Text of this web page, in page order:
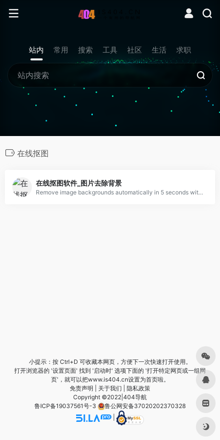
站内 常用 搜索 工具 社区 生活 求职
在线抠图
在线抠图软件_图片去除背景
Remove image backgrounds automatically in 5 seconds with just one click. Don&#039;t spend hours manually picking pixels. Upload your photo now &amp; see the magic.
小提示：按 Ctrl+D 可收藏本网页，方便下一次快速打开使用。
打开浏览器的 '设置页面' 找到 '启动时' 选项下面的 '打开特定网页或一组网
页'，就可以把www.is404.cn设置为首页啦。
免责声明
关于我们
隐私政策
Copyright ©2022| 404导航
鲁ICP备19037561号-3
鲁公网安备37020202370328
|